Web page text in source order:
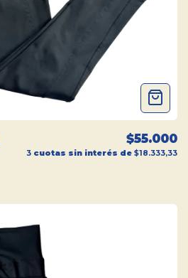
$55.000
3 cuotas sin interés de $18.333,33